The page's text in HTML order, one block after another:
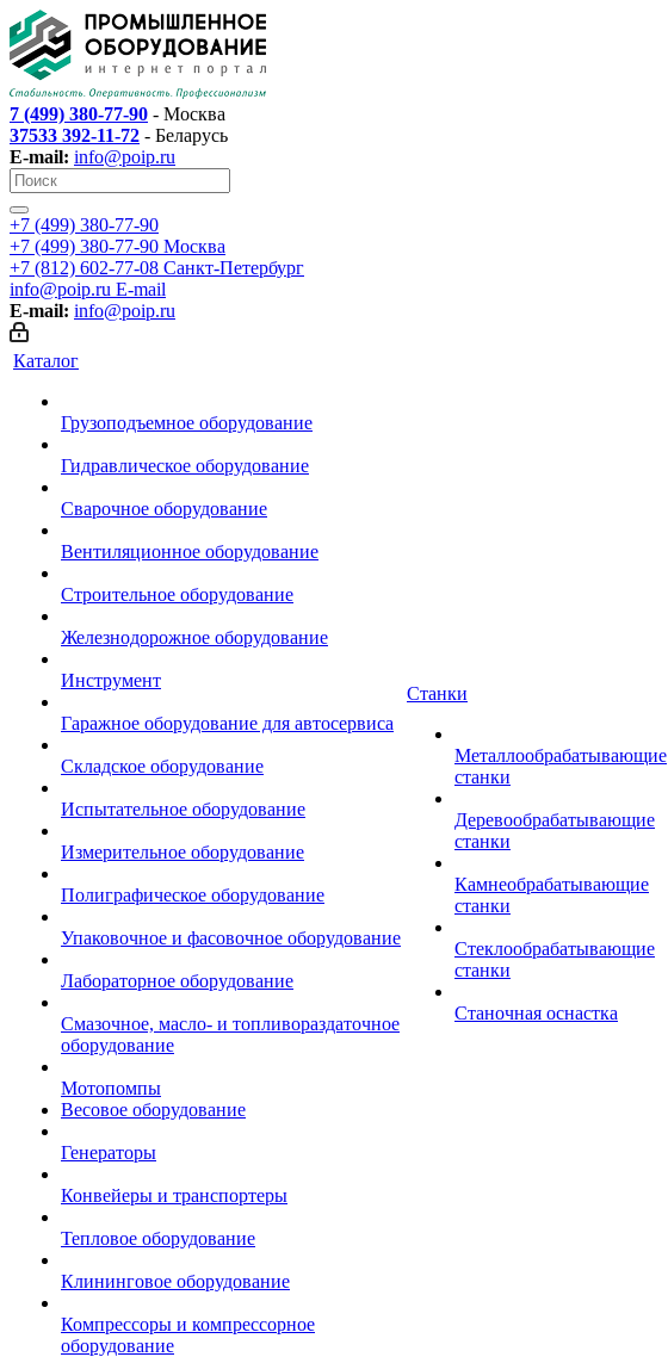
7 (499) 380-77-90 - Москва
37533 392-11-72 - Беларусь
E-mail: info@poip.ru
+7 (499) 380-77-90
+7 (499) 380-77-90 Москва
+7 (812) 602-77-08 Санкт-Петербург
info@poip.ru E-mail
E-mail: info@poip.ru
Каталог
Грузоподъемное оборудование
Гидравлическое оборудование
Сварочное оборудование
Вентиляционное оборудование
Строительное оборудование
Железнодорожное оборудование
Инструмент
Гаражное оборудование для автосервиса
Складское оборудование
Испытательное оборудование
Измерительное оборудование
Полиграфическое оборудование
Упаковочное и фасовочное оборудование
Лабораторное оборудование
Смазочное, масло- и топливораздаточное
оборудование
Мотопомпы
Весовое оборудование
Генераторы
Конвейеры и транспортеры
Тепловое оборудование
Клининговое оборудование
Компрессоры и компрессорное
оборудование
Станки
Металлообрабатывающие
станки
Деревообрабатывающие
станки
Камнеобрабатывающие
станки
Стеклообрабатывающие
станки
Станочная оснастка